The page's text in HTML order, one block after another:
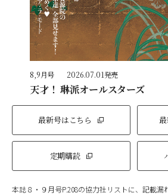
8,9月号 2026.07.01発売
天才！ 琳派オールスターズ
最新号はこちら
定期購読
本誌８・９月号P.208の協力社リストに、記載漏